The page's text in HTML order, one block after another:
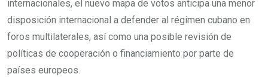
internacionales, el nuevo mapa de votos anticipa una menor
disposición internacional a defender al régimen cubano en
foros multilaterales, así como una posible revisión de
políticas de cooperación o financiamiento por parte de
países europeos.